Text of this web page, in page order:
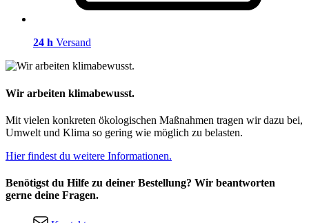
24 h Versand
Wir arbeiten klimabewusst.
Mit vielen konkreten ökologischen Maßnahmen tragen wir dazu bei,
Umwelt und Klima so gering wie möglich zu belasten.
Hier findest du weitere Informationen.
Benötigst du Hilfe zu deiner Bestellung? Wir beantworten
gerne deine Fragen.